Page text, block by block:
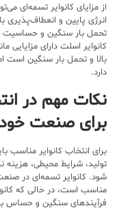
از مزایای کانوایر تسمه‌ای
انرژی پایین و انعطاف‌پذیری
تحمل بار سنگین و حساسیت
کانوایر اسلت دارای مزایایی
بالا و تحمل بار سنگین است
دارد.
نکات مهم در
برای صنعت
برای انتخاب کانوایر مناسب
تولید، شرایط محیطی، هزینه
شود. کانوایر تسمه‌ای در
مناسب است، در حالی که
فرآیندهای سنگین و حساس